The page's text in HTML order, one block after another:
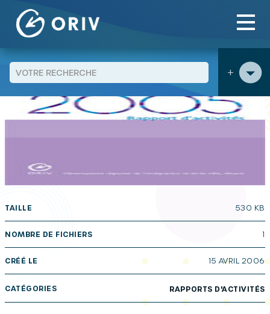
Aller au contenu
+
publications ORIV – RAPPORT D’ACTIVITES 2005
TAILLE 530 KB
NOMBRE DE FICHIERS 1
CRÉÉ LE 15 AVRIL 2006
CATÉGORIES RAPPORTS D'ACTIVITÉS
Panneau de gestion des cookies